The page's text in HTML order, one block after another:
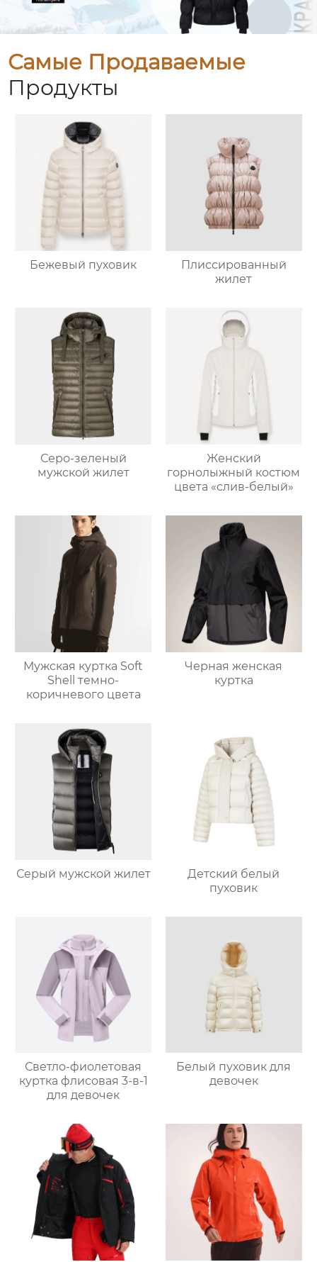
Самые Продаваемые
Продукты
Бежевый пуховик
Плиссированный
жилет
Серо-зеленый
мужской жилет
Женский
горнолыжный костюм
цвета «слив-белый»
Мужская куртка Soft
Shell темно-
коричневого цвета
Черная женская
куртка
Серый мужской жилет
Детский белый
пуховик
Светло-фиолетовая
куртка флисовая 3-в-1
для девочек
Белый пуховик для
девочек